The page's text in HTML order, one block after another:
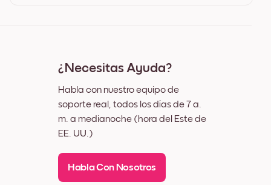
¿Necesitas Ayuda?
Habla con nuestro equipo de
soporte real, todos los días de 7 a.
m. a medianoche (hora del Este de
EE. UU.)
Habla Con Nosotros